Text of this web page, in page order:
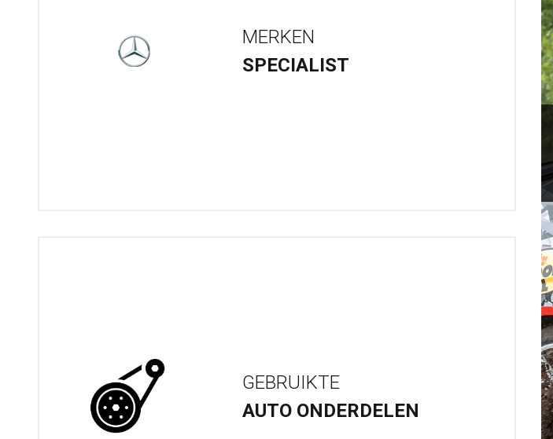
MERKEN
SPECIALIST
GEBRUIKTE
AUTO ONDERDELEN